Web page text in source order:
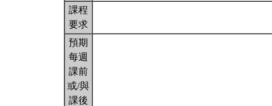
課程
要求
預期
每週
課前
或/與
課後